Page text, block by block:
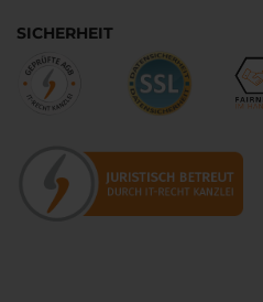
SICHERHEIT